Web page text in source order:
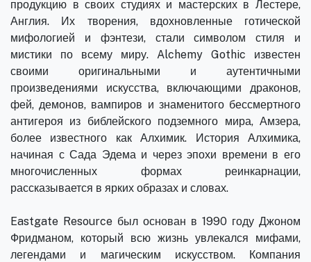
продукцию в своих студиях и мастерских в Лестере,
Англия. Их творения, вдохновленные готической
мифологией и фэнтези, стали символом стиля и
мистики по всему миру. Alchemy Gothic известен
своими оригинальными и аутентичными
произведениями искусства, включающими драконов,
фей, демонов, вампиров и знаменитого бессмертного
антигероя из библейского подземного мира, Амзера,
более известного как Алхимик. История Алхимика,
начиная с Сада Эдема и через эпохи времени в его
многочисленных формах реинкарнации,
рассказывается в ярких образах и словах.
Eastgate Resource был основан в 1990 году Джоном
Фридманом, который всю жизнь увлекался мифами,
легендами и магическим искусством. Компания